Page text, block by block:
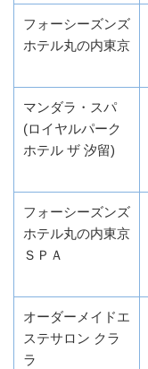
フォーシーズンズ
ホテル丸の内東京
マンダラ・スパ
(ロイヤルパーク
ホテル ザ 汐留)
フォーシーズンズ
ホテル丸の内東京
ＳＰＡ
オーダーメイドエ
ステサロン クラ
ラ